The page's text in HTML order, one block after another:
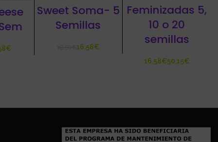
€
Sweet Soma- 5
Semillas
€16,58€
Feminizadas 5,
10 o 20
semillas
€ €